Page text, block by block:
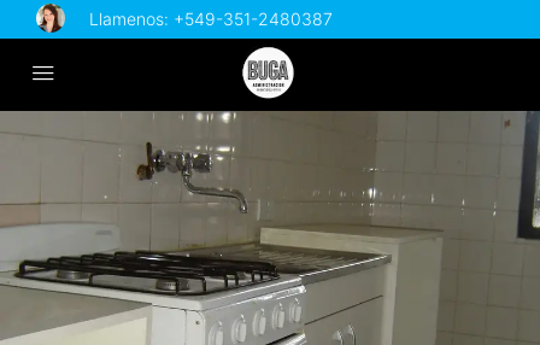
Llamenos: +549-351-2480387